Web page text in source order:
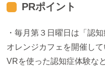
PRポイント
・毎月第３日曜日は「認
オレンジカフェを開催し
VRを使った認知症体験な